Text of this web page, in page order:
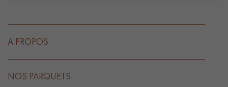
A PROPOS
NOS PARQUETS